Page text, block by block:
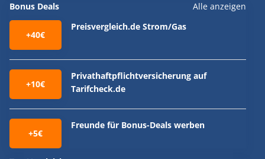
Bonus Deals Alle anzeigen
+40€
Preisvergleich.de Strom/Gas
+10€
Privathaftpflichtversicherung auf
Tarifcheck.de
+5€
Freunde für Bonus-Deals werben